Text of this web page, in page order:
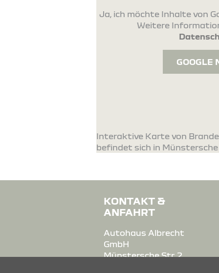
Ja, ich möchte Inhalte von
Weitere
GOOGLE
Interaktive Karte von
befindet sich in Münstersche
KONTAKT &
ANFAHRT
Autohaus Albrecht
GmbH
Münstersche Str. 2